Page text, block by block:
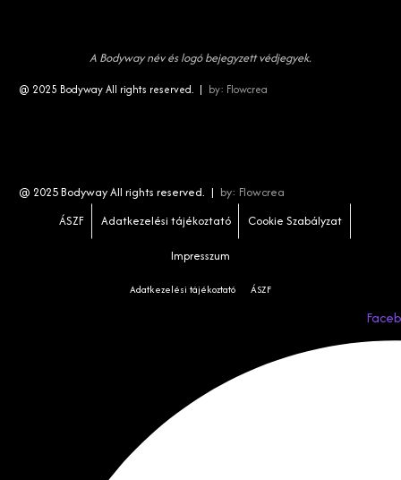
A Bodyway név és logó bejegyzett védjegyek.
@ 2025 Bodyway All rights reserved. | by: Flowcrea
@ 2025 Bodyway All rights reserved. | by: Flowcrea
ÁSZF
Adatkezelési tájékoztató Cookie Szabályzat
Impresszum
Adatkezelési tájékoztató ÁSZF